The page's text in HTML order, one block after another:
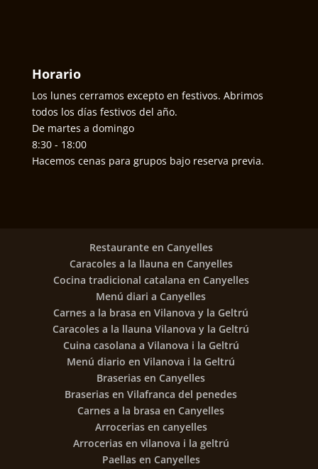
Horario
Los lunes cerramos excepto en festivos. Abrimos
todos los días festivos del año.
De martes a domingo
8:30 - 18:00
Hacemos cenas para grupos bajo reserva previa.
Restaurante en Canyelles
Caracoles a la llauna en Canyelles
Cocina tradicional catalana en Canyelles
Menú diari a Canyelles
Carnes a la brasa en Vilanova y la Geltrú
Caracoles a la llauna Vilanova y la Geltrú
Cuina casolana a Vilanova i la Geltrú
Menú diario en Vilanova i la Geltrú
Braserias en Canyelles
Braserias en Vilafranca del penedes
Carnes a la brasa en Canyelles
Arrocerias en canyelles
Arrocerias en vilanova i la geltrú
Paellas en Canyelles